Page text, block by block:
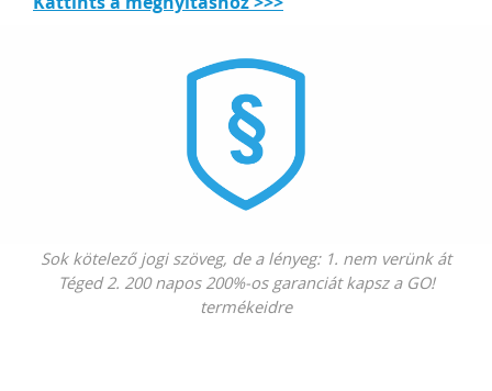
Sok kötelező jogi szöveg, de a lényeg: 1. nem verünk át
Téged 2. 200 napos 200%-os garanciát kapsz a GO!
termékeidre